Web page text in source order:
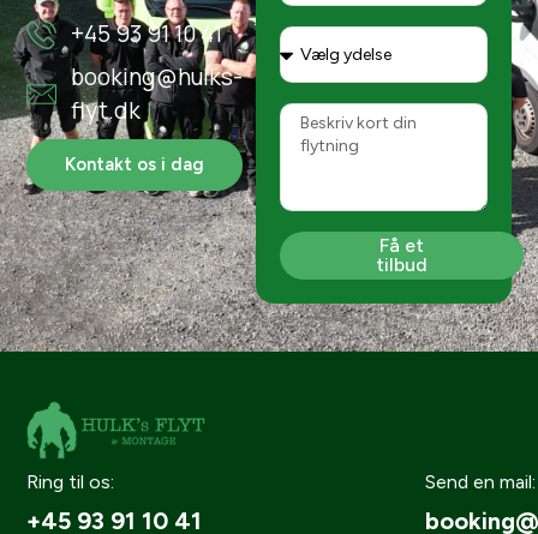
+45 93 91 10 41
booking@hulks-
flyt.dk
Kontakt os i dag
Få et
tilbud
Ring til os:
+45 93 91 10 41
Send en mail: